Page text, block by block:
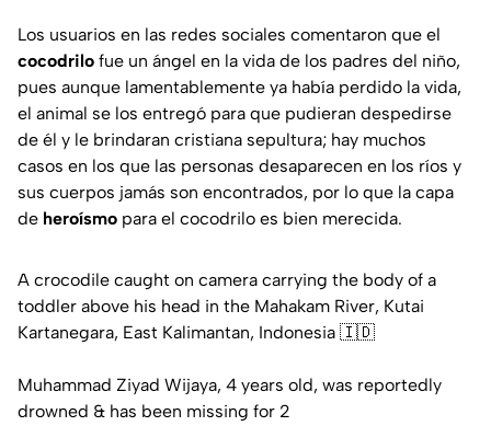
Los usuarios en las redes sociales comentaron que el
cocodrilo fue un ángel en la vida de los padres del niño,
pues aunque lamentablemente ya había perdido la vida,
el animal se los entregó para que pudieran despedirse
de él y le brindaran cristiana sepultura; hay muchos
casos en los que las personas desaparecen en los ríos y
sus cuerpos jamás son encontrados, por lo que la capa
de heroísmo para el cocodrilo es bien merecida.
A crocodile caught on camera carrying the body of a
toddler above his head in the Mahakam River, Kutai
Kartanegara, East Kalimantan, Indonesia 🇮🇩
Muhammad Ziyad Wijaya, 4 years old, was reportedly
drowned & has been missing for 2